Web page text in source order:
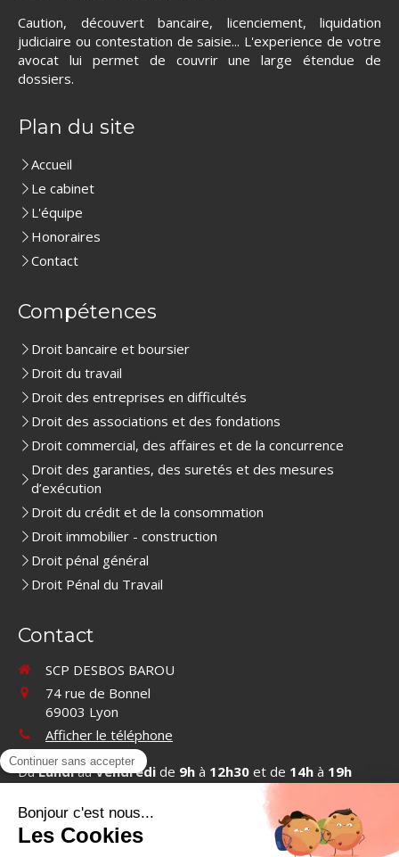
Caution, découvert bancaire, licenciement, liquidation
judiciaire ou contestation de saisie... L'experience de votre
avocat lui permet de couvrir une large étendue de
dossiers.
Plan du site
Accueil
Le cabinet
L'équipe
Honoraires
Contact
Compétences
Droit bancaire et boursier
Droit du travail
Droit des entreprises en difficultés
Droit des associations et des fondations
Droit commercial, des affaires et de la concurrence
Droit des garanties, des suretés et des mesures
d’exécution
Droit du crédit et de la consommation
Droit immobilier - construction
Droit pénal général
Droit Pénal du Travail
Contact
SCP DESBOS BAROU
74 rue de Bonnel
69003 Lyon
Afficher le téléphone
DuLundiauVendredi de 9h à 12h30 et de 14h à 19h
Contacter SCP DESBOS BAROU